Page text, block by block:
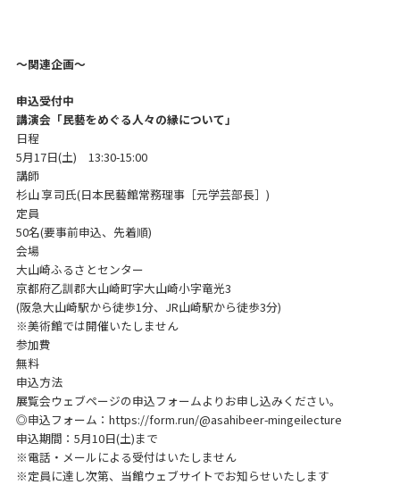
～関連企画～
申込受付中
講演会「民藝をめぐる人々の縁について」
日程
5月17日(土) 13:30-15:00
講師
杉山 享司氏(日本民藝館常務理事［元学芸部長］)
定員
50名(要事前申込、先着順)
会場
大山崎ふるさとセンター
京都府乙訓郡大山崎町字大山崎小字竜光3
(阪急大山崎駅から徒歩1分、JR山崎駅から徒歩3分)
※美術館では開催いたしません
参加費
無料
申込方法
展覧会ウェブページの申込フォームよりお申し込みください。
◎申込フォーム： https://form.run/@asahibeer-mingeilecture
申込期間：5月10日(土)まで
※電話・メールによる受付はいたしません
※定員に達し次第、当館ウェブサイトでお知らせいたします